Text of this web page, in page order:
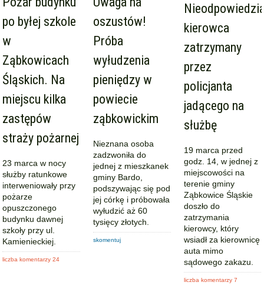
po byłej szkole
w
Ząbkowicach
Śląskich. Na
miejscu kilka
zastępów
straży pożarnej
23 marca w nocy
służby ratunkowe
interweniowały przy
pożarze
opuszczonego
budynku dawnej
szkoły przy ul.
Kamienieckiej.
liczba komentarzy 24
oszustów!
Próba
wyłudzenia
pieniędzy w
powiecie
ząbkowickim
Nieznana osoba
zadzwoniła do
jednej z mieszkanek
gminy Bardo,
podszywając się pod
jej córkę i próbowała
wyłudzić aż 60
tysięcy złotych.
skomentuj
kierowca
zatrzymany
przez
policjanta
jadącego na
służbę
19 marca przed
godz. 14, w jednej z
miejscowości na
terenie gminy
Ząbkowice Śląskie
doszło do
zatrzymania
kierowcy, który
wsiadł za kierownicę
auta mimo
sądowego zakazu.
liczba komentarzy 7